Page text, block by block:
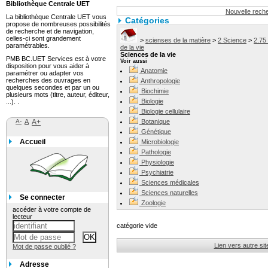
Nouvelle
Catégories
> scienses de la matière > 2 Science > 2.75
de la vie
Sciences de la vie
Voir aussi
Anatomie
Anthropologie
Biochimie
Biologie
Biologie cellulaire
Botanique
Génétique
Microbiologie
Pathologie
Physiologie
Psychiatrie
Sciences médicales
Sciences naturelles
Zoologie
catégorie vide
Lien vers autre
Bibliothèque Centrale UET
La bibliothèque Centrale UET vous
propose de nombreuses possibilités
de recherche et de navigation,
celles-ci sont grandement
paramétrables.
PMB BC.UET Services est à votre
disposition pour vous aider à
paramétrer ou adapter vos
recherches des ouvrages en
quelques secondes et par un ou
plusieurs mots (titre, auteur, éditeur,
...). .
A- A A+
Accueil
Se connecter
accéder à votre compte de
lecteur
Mot de passe oublié ?
Adresse